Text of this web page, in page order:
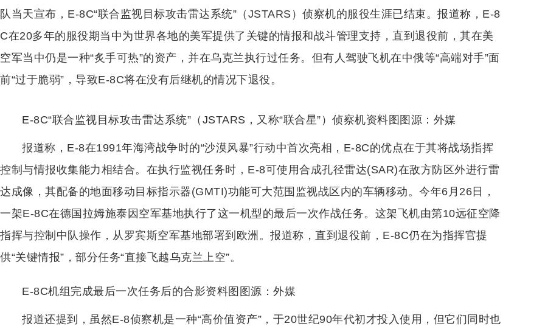
队当天宣布，E-8C“联合监视目标攻击雷达系统”（JSTARS）侦察机的服役生涯已结束。报道称，E-8
C在20多年的服役期当中为世界各地的美军提供了关键的情报和战斗管理支持，直到退役前，其在美
空军当中仍是一种“炙手可热”的资产，并在乌克兰执行过任务。但有人驾驶飞机在中俄等“高端对手”面
前“过于脆弱”，导致E-8C将在没有后继机的情况下退役。
E-8C“联合监视目标攻击雷达系统”（JSTARS，又称“联合星”）侦察机资料图图源：外媒
报道称，E-8在1991年海湾战争时的“沙漠风暴”行动中首次亮相，E-8C的优点在于其将战场指挥
控制与情报收集能力相结合。在执行监视任务时，E-8可使用合成孔径雷达(SAR)在敌方防区外进行雷
达成像，其配备的地面移动目标指示器(GMTI)功能可大范围监视战区内的车辆移动。今年6月26日，
一架E-8C在德国拉姆施泰因空军基地执行了这一机型的最后一次作战任务。这架飞机由第10远征空降
指挥与控制中队操作，从罗宾斯空军基地部署到欧洲。报道称，直到退役前，E-8C仍在为指挥官提
供“关键情报”，部分任务“直接飞越乌克兰上空”。
E-8C机组完成最后一次任务后的合影资料图图源：外媒
报道还提到，虽然E-8侦察机是一种“高价值资产”，于20世纪90年代初才投入使用，但它们同时也